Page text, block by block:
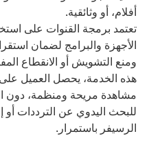
أفلام، أو وثائقية.
تعتمد برمجة القنوات على
الأجهزة والبرامج لضمان
ومنع التشويش أو الانقطاع
هذه الخدمة، يحصل العميل
مشاهدة مريحة ومنظمة، دون
للبحث اليدوي عن الترددات
الرسيفر باستمرار.